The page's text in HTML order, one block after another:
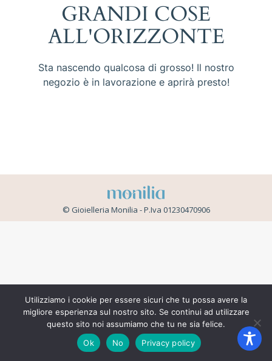
GRANDI COSE
ALL'ORIZZONTE
Sta nascendo qualcosa di grosso! Il nostro
negozio è in lavorazione e aprirà presto!
© Gioielleria Monilia - P.Iva 01230470906
Utilizziamo i cookie per essere sicuri che tu possa avere la
migliore esperienza sul nostro sito. Se continui ad utilizzare
questo sito noi assumiamo che tu ne sia felice.
Ok
No Privacy policy